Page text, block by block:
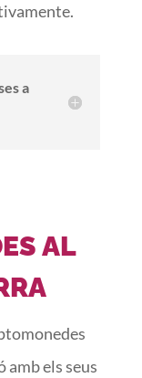
a
AL
amb els seus